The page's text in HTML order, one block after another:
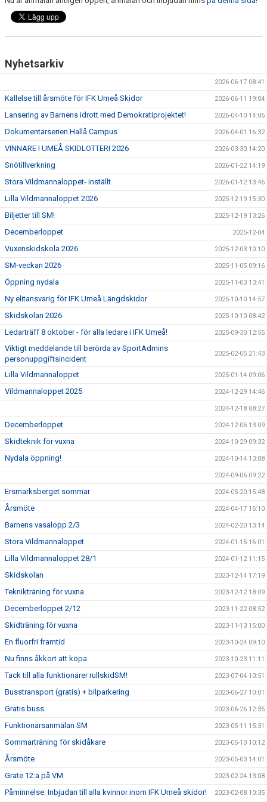
ERSMARKSBERGET
Nyhetsarkiv
2026-06-17 08:41
Kallelse till årsmöte för IFK Umeå Skidor 2026-06-11 19:04
Lansering av Barnens idrott med Demokratiprojektet! 2026-04-10 14:06
Dokumentärserien Hallå Campus 2026-04-01 16:32
VINNARE I UMEÅ SKIDLOTTERI 2026 2026-03-30 14:20
Snötillverkning 2026-01-22 14:19
Stora Vildmannaloppet- inställt 2026-01-12 13:46
Lilla Vildmannaloppet 2026 2025-12-19 15:30
Biljetter till SM! 2025-12-19 13:26
Decemberloppet 2025-12-04
Vuxenskidskola 2026 2025-12-03 10:10
SM-veckan 2026 2025-11-05 09:16
Öppning nydala 2025-11-03 13:41
Ny elitansvarig för IFK Umeå Längdskidor 2025-10-10 14:57
Skidskolan 2026 2025-10-10 08:42
Ledarträff 8 oktober - för alla ledare i IFK Umeå! 2025-09-30 12:55
Viktigt meddelande till berörda av SportAdmins
personuppgiftsincident
2025-02-05 21:43
Lilla Vildmannaloppet 2025-01-14 09:06
Vildmannaloppet 2025 2024-12-29 14:46
2024-12-18 08:27
Decemberloppet 2024-12-06 13:09
Skidteknik för vuxna 2024-10-29 09:32
Nydala öppning! 2024-10-14 13:08
2024-09-06 09:22
Ersmarksberget sommar 2024-05-20 15:48
Årsmöte 2024-04-17 15:10
Barnens vasalopp 2/3 2024-02-20 13:14
Stora Vildmannaloppet 2024-01-15 16:01
Lilla Vildmannaloppet 28/1 2024-01-12 11:15
Skidskolan 2023-12-14 17:19
Teknikträning för vuxna 2023-12-12 18:09
Decemberloppet 2/12 2023-11-22 08:52
Skidträning för vuxna 2023-11-13 15:00
En fluorfri framtid 2023-10-24 09:10
Nu finns åkkort att köpa 2023-10-23 11:11
Tack till alla funktionärer rullskidSM! 2023-07-04 10:51
Busstransport (gratis) + bilparkering 2023-06-27 10:01
Gratis buss 2023-06-26 12:35
Funktionärsanmälan SM 2023-05-11 15:31
Sommarträning för skidåkare 2023-05-10 10:12
Årsmöte 2023-05-03 14:01
Grate 12:a på VM 2023-02-24 13:08
Påminnelse: Inbjudan till alla kvinnor inom IFK Umeå skidor! 2023-02-08 10:35